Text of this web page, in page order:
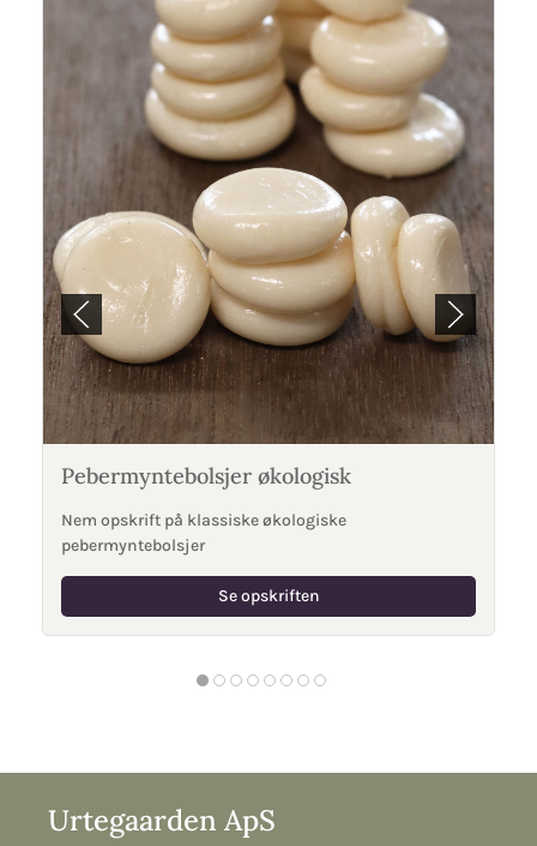
Pebermyntebolsjer økologisk
Nem opskrift på klassiske økologiske
pebermyntebolsjer
Se opskriften
Urtegaarden ApS